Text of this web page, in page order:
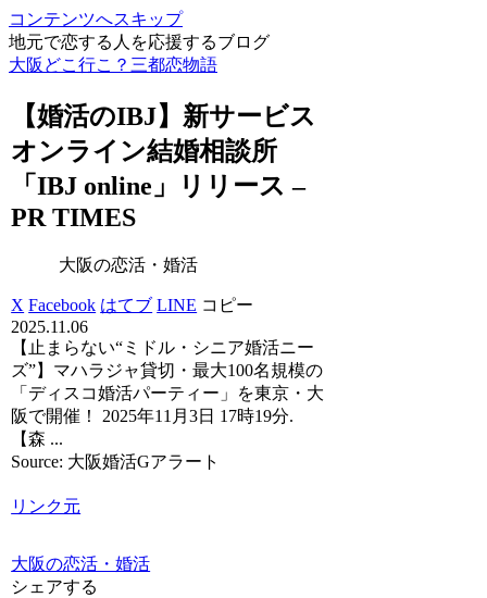
コンテンツへスキップ
地元で恋する人を応援するブログ
大阪どこ行こ？三都恋物語
【婚活のIBJ】新サービス
オンライン結婚相談所
「IBJ online」リリース –
PR TIMES
大阪の恋活・婚活
X Facebook はてブ LINE コピー
2025.11.06
【止まらない“ミドル・シニア婚活ニー
ズ”】マハラジャ貸切・最大100名規模の
「ディスコ婚活パーティー」を東京・大
阪で開催！ 2025年11月3日 17時19分.
【森 ...
Source: 大阪婚活Gアラート
リンク元
大阪の恋活・婚活
シェアする